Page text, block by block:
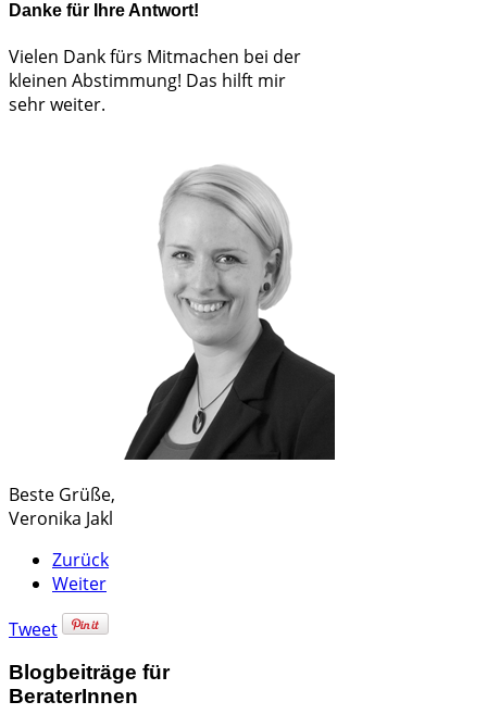
Danke für Ihre Antwort!
Vielen Dank fürs Mitmachen bei der
kleinen Abstimmung! Das hilft mir
sehr weiter.
Beste Grüße,
Veronika Jakl
Zurück
Weiter
Tweet
Blogbeiträge für
BeraterInnen